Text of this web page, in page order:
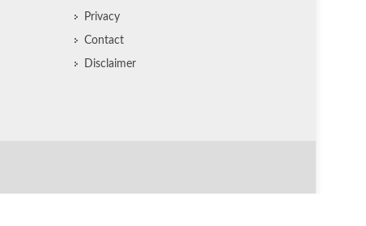
Privacy
Contact
Disclaimer